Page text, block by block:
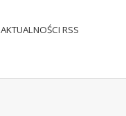
AKTUALNOŚCI RSS